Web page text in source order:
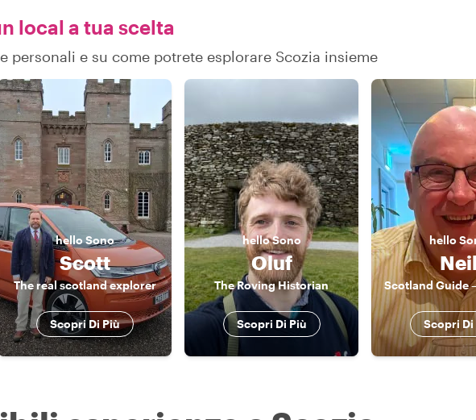
local a tua scelta
personali e su come potrete esplorare Scozia insieme
helloSono
Scott
The real scotland explorer
Scopri Di Più
helloSono
Oluf
The Roving Historian
Scopri Di Più
hello
Neil
Scopri Di